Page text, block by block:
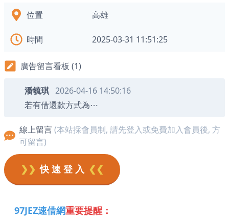
位置 高雄
時間 2025-03-31 11:51:25
廣告留言看板 (1)
潘毓琪 2026-04-16 14:50:16
若有借還款方式為⋯
線上留言(本站採會員制, 請先登入或免費加入會員後, 方
可留言)
❯❯ 快 速 登 入 ❮❮
97JEZ速借網重要提醒：